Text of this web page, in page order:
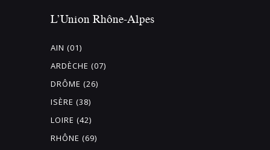
L’Union Rhône-Alpes
AIN (01)
ARDÈCHE (07)
DRÔME (26)
ISÈRE (38)
LOIRE (42)
RHÔNE (69)